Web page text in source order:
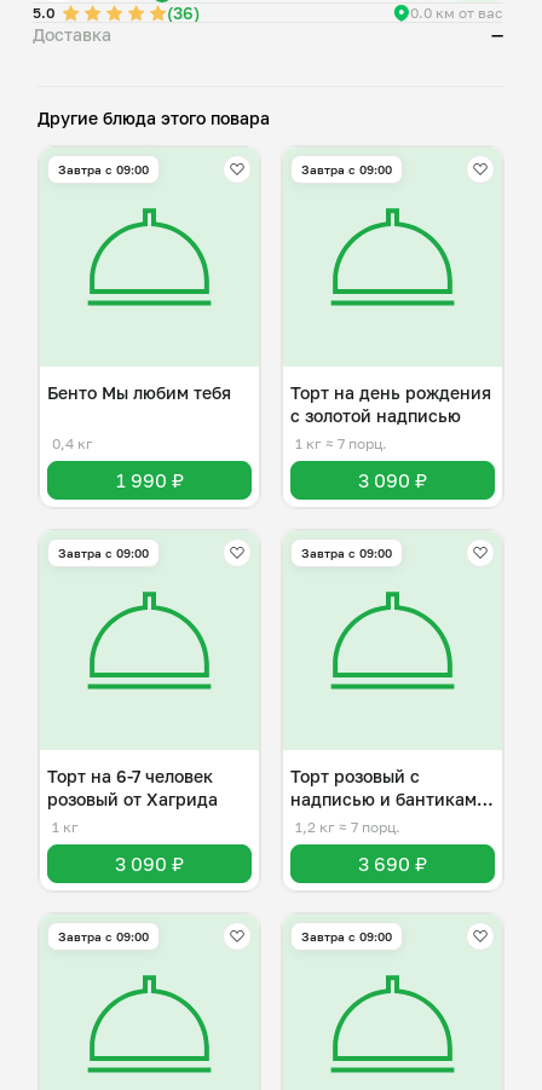
Хотите сделать подарок еще интереснее? При переходе в
вилка, спички, моти. Вы можете сами улучшать свой
5.0
(36) 0.0 км от вас
Доставка —
Другие блюда этого повара
Завтра c 09:00
Бенто Мы любим тебя
0,4 кг
1 990 ₽
Завтра c 09:00
Торт на день рождения
с золотой надписью
1 кг ≈ 7 порц.
3 090 ₽
Завтра c 09:00
Торт на 6-7 человек
розовый от Хагрида
1 кг
3 090 ₽
Завтра c 09:00
Торт розовый с
надписью и бантиками
на 6-7 человек
1,2 кг ≈ 7 порц.
3 690 ₽
Завтра c 09:00 Завтра c 09:00